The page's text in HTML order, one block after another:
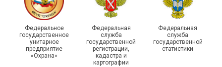
215-й юбилей
государственной
статистики отметили в
Республике Саха (Якутия)
Храбрым детям – добрые
подарки
Федеральное
государственное
унитарное
предприятие
«Охрана»
Федеральная
служба
государственной
регистрации,
кадастра и
картографии
Федеральная
служба
государственной
статистики